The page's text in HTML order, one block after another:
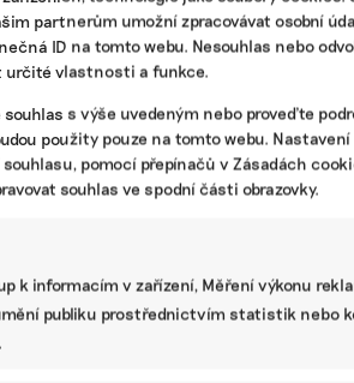
partnerům umožní zpracovávat osobní
ID na tomto webu. Nesouhlas nebo
určité vlastnosti a funkce.
s výše uvedeným nebo proveďte
použity pouze na tomto webu. Nastavení
pomocí přepínačů v Zásadách
souhlas ve spodní části obrazovky.
k informacím v zařízení, Měření výkonu
publiku prostřednictvím statistik nebo
nejsou dostačující. Pouze 24
k „net zero“, tedy uhlíkové
snížení emisí do roku
cílům dostát je 32 procent.
více.
klimatické změny mají firmy